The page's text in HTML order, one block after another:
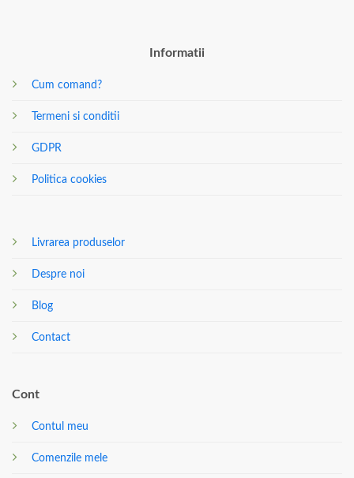
Informatii
Cum comand?
Termeni si conditii
GDPR
Politica cookies
Livrarea produselor
Despre noi
Blog
Contact
Cont
Contul meu
Comenzile mele